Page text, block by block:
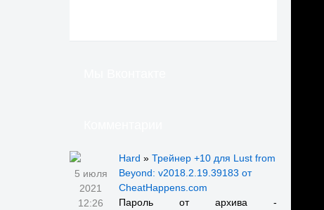
5 июля
2021
12:26
Hard » Трейнер +10 для Lust from
Beyond: v2018.2.19.39183 от
CheatHappens.com
Пароль от архива -